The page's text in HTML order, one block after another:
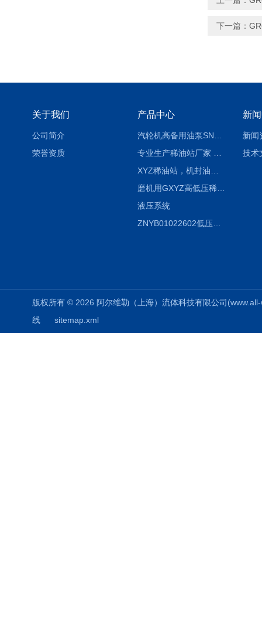
下一篇：
关于我们
公司简介
荣誉资质
产品中心
磨机用GXYZ高低压稀油站，静压油润滑系统
液压系统
ZNYB01022602低压螺杆泵
新
新闻
技术
版权所有 © 2026 阿尔维勒（上海）流体科技有限公司
线
sitemap.xml